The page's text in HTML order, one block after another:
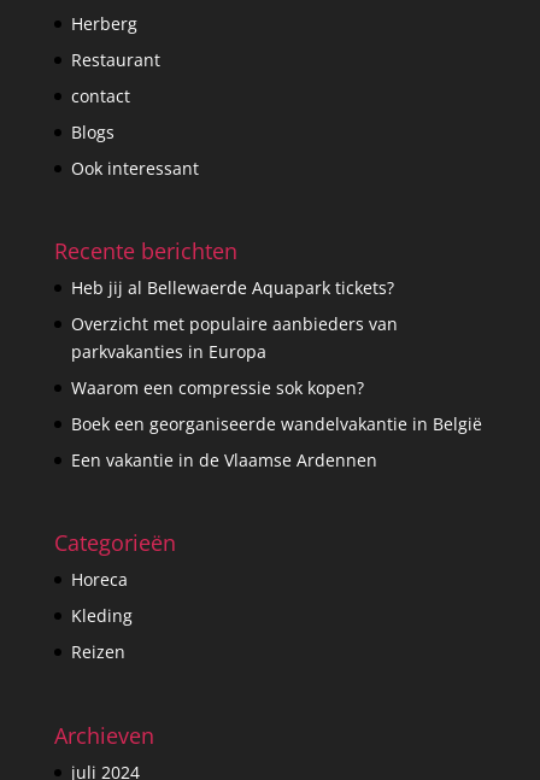
Herberg
Restaurant
contact
Blogs
Ook interessant
Recente berichten
Heb jij al Bellewaerde Aquapark tickets?
Overzicht met populaire aanbieders van
parkvakanties in Europa
Waarom een compressie sok kopen?
Boek een georganiseerde wandelvakantie in België
Een vakantie in de Vlaamse Ardennen
Categorieën
Horeca
Kleding
Reizen
Archieven
juli 2024